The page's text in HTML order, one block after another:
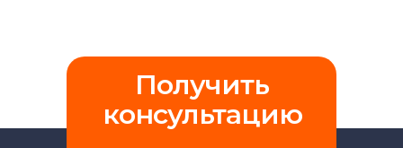
Получить
консультацию